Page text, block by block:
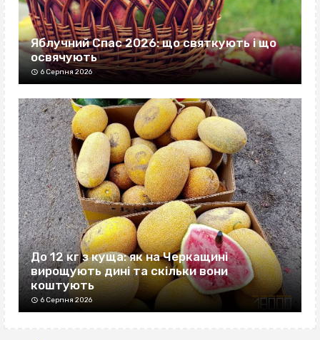
Яблучний Спас 2026: що святкують і що
освячують
6 Серпня 2026
До 12 кг з куща: як на Черкащині
вирощують дині та скільки вони
коштують
6 Серпня 2026